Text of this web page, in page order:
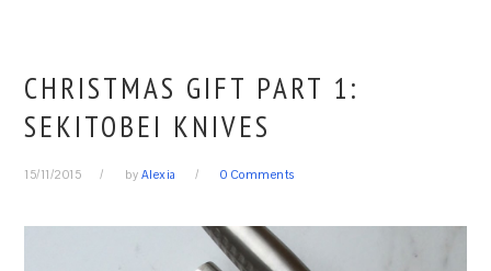
CHRISTMAS GIFT PART 1:
SEKITOBEI KNIVES
15/11/2015 by Alexia 0 Comments